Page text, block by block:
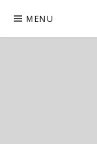
content
MENU